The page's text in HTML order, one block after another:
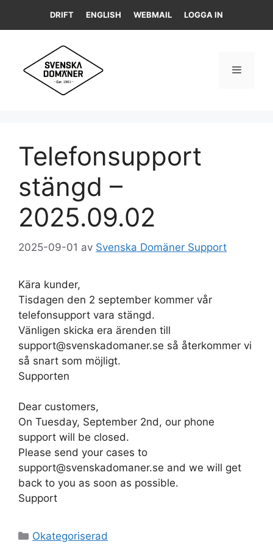
DRIFT ENGLISH WEBMAIL LOGGA IN
Telefonsupport
stängd –
2025.09.02
2025-09-01 av Svenska Domäner Support
Kära kunder,
Tisdagen den 2 september kommer vår
telefonsupport vara stängd.
Vänligen skicka era ärenden till
support@svenskadomaner.se så återkommer vi
så snart som möjligt.
Supporten
Dear customers,
On Tuesday, September 2nd, our phone
support will be closed.
Please send your cases to
support@svenskadomaner.se and we will get
back to you as soon as possible.
Support
Kategorier
Okategoriserad